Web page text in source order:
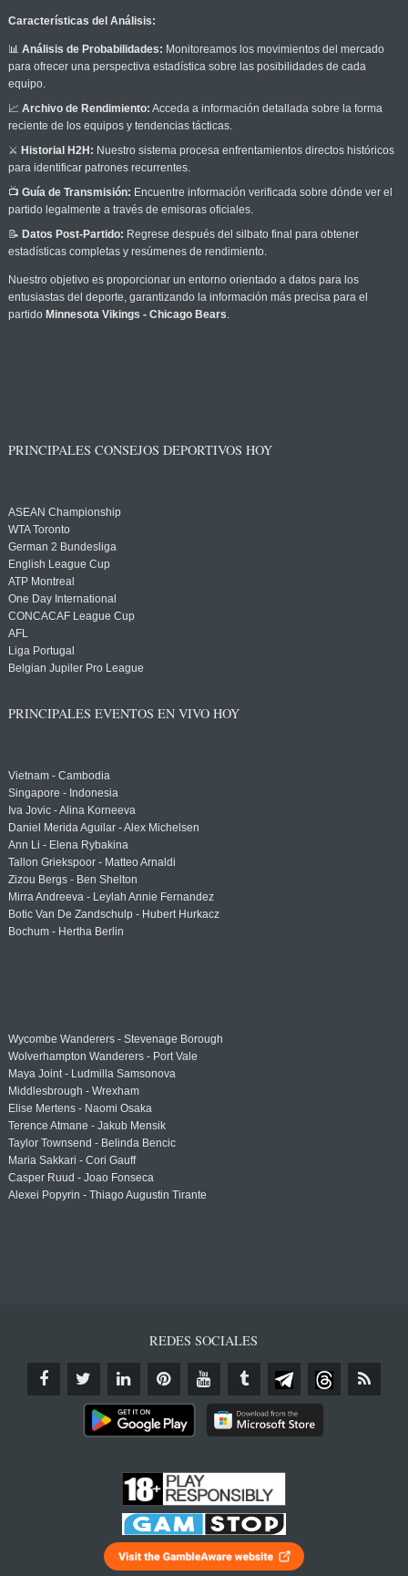
Características del Análisis:
📊 Análisis de Probabilidades: Monitoreamos los movimientos del mercado
para ofrecer una perspectiva estadística sobre las posibilidades de cada
equipo.
📈 Archivo de Rendimiento: Acceda a información detallada sobre la forma
reciente de los equipos y tendencias tácticas.
⚔️ Historial H2H: Nuestro sistema procesa enfrentamientos directos históricos
para identificar patrones recurrentes.
📺 Guía de Transmisión: Encuentre información verificada sobre dónde ver el
partido legalmente a través de emisoras oficiales.
📝 Datos Post-Partido: Regrese después del silbato final para obtener
estadísticas completas y resúmenes de rendimiento.
Nuestro objetivo es proporcionar un entorno orientado a datos para los
entusiastas del deporte, garantizando la información más precisa para el
partido Minnesota Vikings - Chicago Bears.
PRINCIPALES CONSEJOS DEPORTIVOS HOY
ASEAN Championship
WTA Toronto
German 2 Bundesliga
English League Cup
ATP Montreal
One Day International
CONCACAF League Cup
AFL
Liga Portugal
Belgian Jupiler Pro League
PRINCIPALES EVENTOS EN VIVO HOY
Vietnam - Cambodia
Singapore - Indonesia
Iva Jovic - Alina Korneeva
Daniel Merida Aguilar - Alex Michelsen
Ann Li - Elena Rybakina
Tallon Griekspoor - Matteo Arnaldi
Zizou Bergs - Ben Shelton
Mirra Andreeva - Leylah Annie Fernandez
Botic Van De Zandschulp - Hubert Hurkacz
Bochum - Hertha Berlin
Wycombe Wanderers - Stevenage Borough
Wolverhampton Wanderers - Port Vale
Maya Joint - Ludmilla Samsonova
Middlesbrough - Wrexham
Elise Mertens - Naomi Osaka
Terence Atmane - Jakub Mensik
Taylor Townsend - Belinda Bencic
Maria Sakkari - Cori Gauff
Casper Ruud - Joao Fonseca
Alexei Popyrin - Thiago Augustin Tirante
REDES SOCIALES